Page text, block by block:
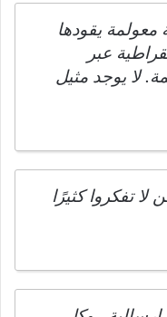
معولمة يقودها
عبر
لا يوجد مثيل
لا تفكروا كثيرًا